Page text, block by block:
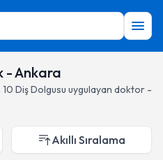
- Ankara
10 Diş Dolgusu uygulayan doktor -
Akıllı Sıralama